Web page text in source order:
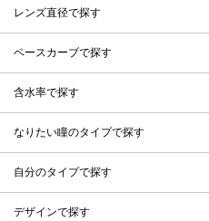
レンズ直径で探す
ベースカーブで探す
含水率で探す
なりたい瞳のタイプで探す
自分のタイプで探す
デザインで探す